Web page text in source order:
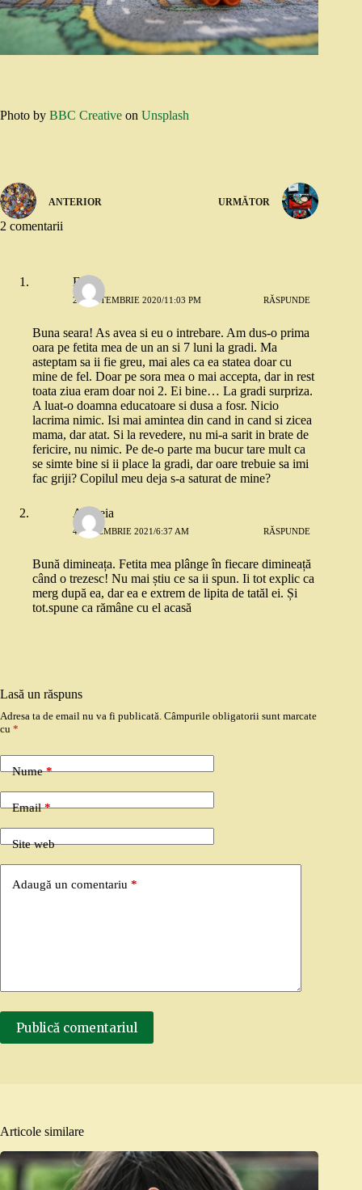
Photo by BBC Creative on Unsplash
ANTERIOR URMĂTOR
2 comentarii
Elena
29 SEPTEMBRIE 2020/11:03 PM RĂSPUNDE
Buna seara! As avea si eu o intrebare. Am dus-o prima
oara pe fetita mea de un an si 7 luni la gradi. Ma
asteptam sa ii fie greu, mai ales ca ea statea doar cu
mine de fel. Doar pe sora mea o mai accepta, dar in rest
toata ziua eram doar noi 2. Ei bine… La gradi surpriza.
A luat-o doamna educatoare si dusa a fosr. Nicio
lacrima nimic. Isi mai amintea din cand in cand si zicea
mama, dar atat. Si la revedere, nu mi-a sarit in brate de
fericire, nu nimic. Pe de-o parte ma bucur tare mult ca
se simte bine si ii place la gradi, dar oare trebuie sa imi
fac griji? Copilul meu deja s-a saturat de mine?
Andreia
4 DECEMBRIE 2021/6:37 AM RĂSPUNDE
Bună dimineața. Fetita mea plânge în fiecare dimineață
când o trezesc! Nu mai știu ce sa ii spun. Ii tot explic ca
merg după ea, dar ea e extrem de lipita de tatăl ei. Și
tot.spune ca rămâne cu el acasă
Lasă un răspuns
Adresa ta de email nu va fi publicată. Câmpurile obligatorii sunt marcate
cu *
Nume*
Email*
Site web
Adaugă un comentariu *
Publică comentariul
Articole similare